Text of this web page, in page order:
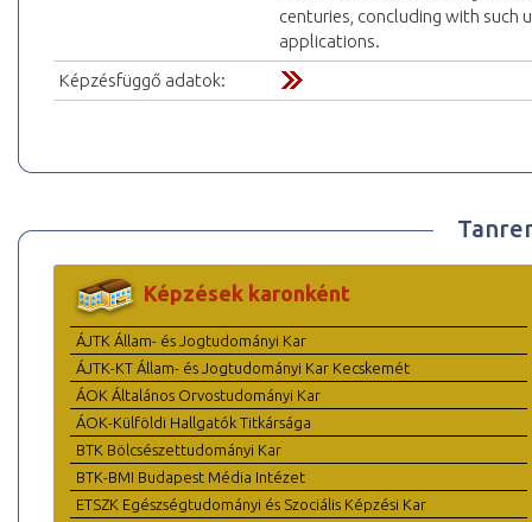
centuries, concluding with
applications.
Képzésfüggő adatok:
Képzések karonként
ÁJTK Állam- és Jogtudományi Kar
ÁJTK-KT Állam- és Jogtudományi Kar Kecskemét
ÁOK Általános Orvostudományi Kar
ÁOK-Külföldi Hallgatók Titkársága
BTK Bölcsészettudományi Kar
BTK-BMI Budapest Média Intézet
ETSZK Egészségtudományi és Szociális Képzési Kar